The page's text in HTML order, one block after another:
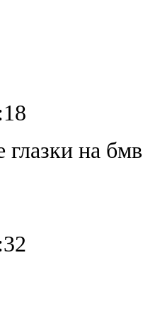
на